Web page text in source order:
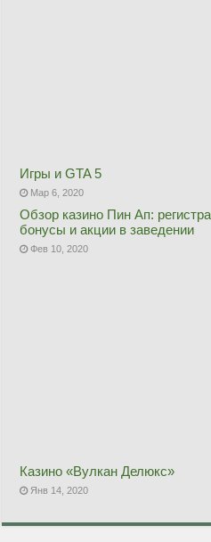
Игры и GTA 5
Мар 6, 2020
Обзор казино Пин Ап:
бонусы и акции в заведении
Фев 10, 2020
Казино «Вулкан Делюкс»
Янв 14, 2020